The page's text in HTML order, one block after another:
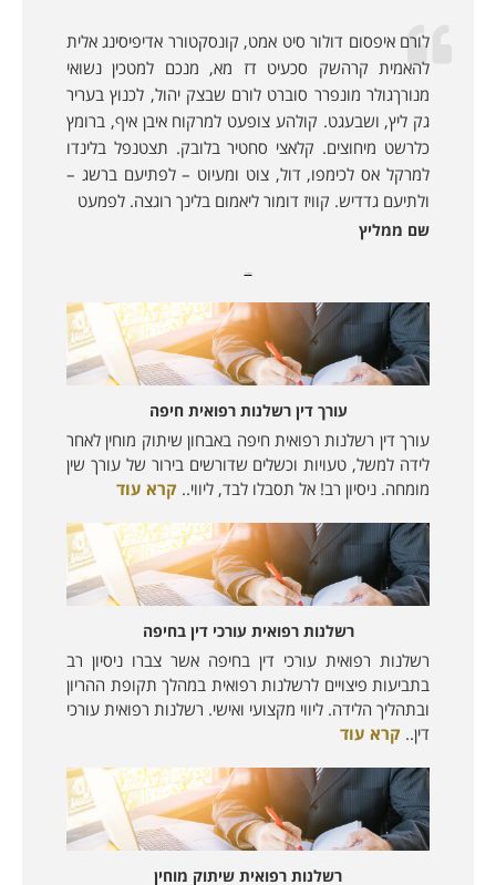
לורם איפסום דולור סיט אמט, קונסקטורר אדיפיסינג אלית
להאמית קרהשק סכעיט דז מא, מנכם למטכין נשואי
מנורךגולר מונפרר סוברט לורם שבצק יהול, לכנוץ בעריר
גק ליץ, ושבעגט. קולהע צופעט למרקוח איבן איף, ברומץ
כלרשט מיחוצים. קלאצי סחטיר בלובק. תצטנפל בלינדו
למרקל אס לכימפו, דול, צוט ומעיוט – לפתיעם ברשג –
ולתיעם גדדיש. קוויז דומור ליאמום בלינך רוגצה. לפמעט
שם ממליץ
עורך דין רשלנות רפואית חיפה
עורך דין רשלנות רפואית חיפה באבחון שיתוק מוחין לאחר
לידה למשל, טעויות וכשלים שדורשים בירור של עורך שין
מומחה. ניסיון רב! אל תסבלו לבד, ליווי.. קרא עוד
רשלנות רפואית עורכי דין בחיפה
רשלנות רפואית עורכי דין בחיפה אשר צברו ניסיון רב
בתביעות פיצויים לרשלנות רפואית במהלך תקופת ההריון
ובתהליך הלידה. ליווי מקצועי ואישי. רשלנות רפואית עורכי
דין.. קרא עוד
רשלנות רפואית שיתוק מוחין